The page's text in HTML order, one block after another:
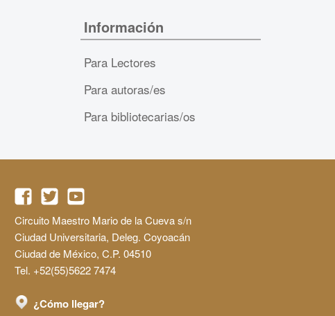
Información
Para Lectores
Para autoras/es
Para bibliotecarias/os
Circuito Maestro Mario de la Cueva s/n
Ciudad Universitaria, Deleg. Coyoacán
Ciudad de México, C.P. 04510
Tel. +52(55)5622 7474
¿Cómo llegar?